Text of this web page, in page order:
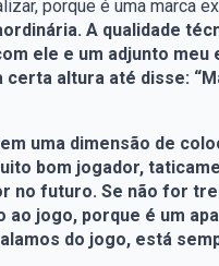
porque é uma marca
A qualidade
ele e um adjunto
altura até disse:
uma dimensão de
bom jogador,
futuro. Se não for
jogo, porque é um
do jogo, está